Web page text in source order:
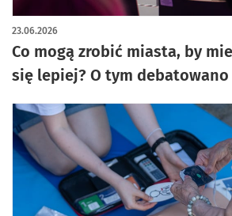
Co mogą zrobić miasta, by
się lepiej? O tym debatowano
23.06.2026